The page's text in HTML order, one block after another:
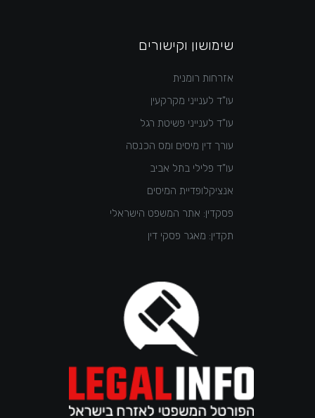
שימושון וקישורים
אזרחות רומנית
עו"ד לענייני מקרקעין
עו"ד לענייני פשיטת רגל
עורך דין מיסים ומס הכנסה
עו"ד פלילי בתל אביב
אנציקלופדיית המיסים
פסקדין: אתר המשפט הישראלי
תקדין: מאגר פסקי דין